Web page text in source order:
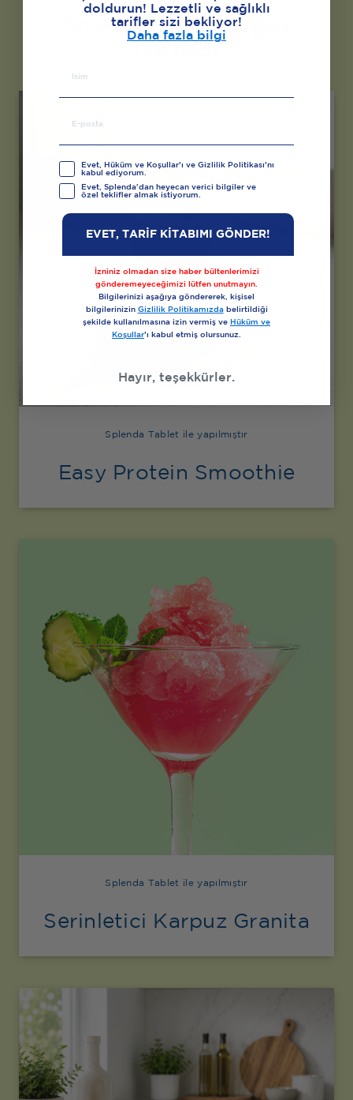
Seveceğiniz Diğer
Splenda Tablet ile yapılmıştır
Easy Protein Smoothie
Splenda Tablet ile yapılmıştır
Serinletici Karpuz Granita
doldurun! Lezzetli ve sağlıklı
tarifler sizi bekliyor!
Daha fazla bilgi
Evet, Hüküm ve Koşullar’ı ve Gizlilik Politikası’nı
kabul ediyorum.
Evet, Splenda'dan heyecan verici bilgiler ve
özel teklifler almak istiyorum.
EVET, TARİF KİTABIMI GÖNDER!
İzniniz olmadan size haber bültenlerimizi
gönderemeyeceğimizi lütfen unutmayın.
Bilgilerinizi aşağıya göndererek, kişisel
bilgilerinizin Gizlilik Politikamızdabelirtildiği
şekilde kullanılmasına izin vermiş ve Hüküm ve
Koşullar’ı kabul etmiş olursunuz.
Hayır, teşekkürler.